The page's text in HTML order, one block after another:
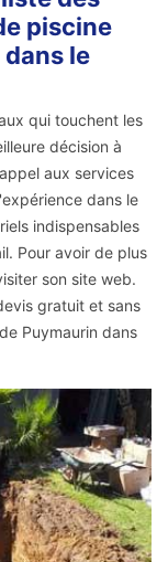
piscine
le
qui touchent les
décision à
aux services
dans le
indispensables
Pour avoir de plus
son site web.
gratuit et sans
Puymaurin dans